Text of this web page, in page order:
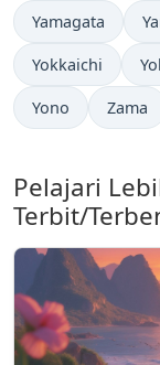
Yamagata
Yokkaichi
Yono Zama
Pelajari
Terbit/